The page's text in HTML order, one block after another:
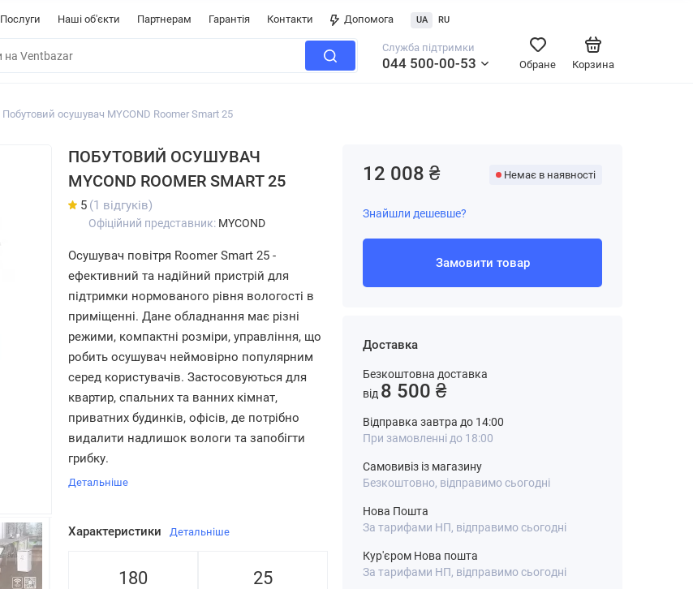
Послуги Наші об'єкти Партнерам Гарантія Контакти Допомога UA RU
Служба підтримки
044 500-00-53 Корзина
Обране
Побутовий осушувач MYCOND Roomer Smart 25
ПОБУТОВИЙ ОСУШУВАЧ
MYCOND ROOMER SMART 25
5 (1 відгуків)
Офіційний представник: MYCOND
Осушувач повітря Roomer Smart 25 -
ефективний та надійний пристрій для
підтримки нормованого рівня вологості в
приміщенні. Дане обладнання має різні
режими, компактні розміри, управління, що
робить осушувач неймовірно популярним
серед користувачів. Застосовуються для
квартир, спальних та ванних кімнат,
приватних будинків, офісів, де потрібно
видалити надлишок вологи та запобігти
грибку.
Детальніше
Характеристики Детальніше
180 25
12 008 ₴ Немає в наявності
Знайшли дешевше?
Замовити товар
Доставка
Безкоштовна доставка
від 8 500 ₴
Відправка завтра до 14:00
При замовленні до 18:00
Самовивіз із магазину
Безкоштовно, відправимо сьогодні
Нова Пошта
За тарифами НП, відправимо сьогодні
Кур'єром Нова пошта
За тарифами НП, відправимо сьогодні